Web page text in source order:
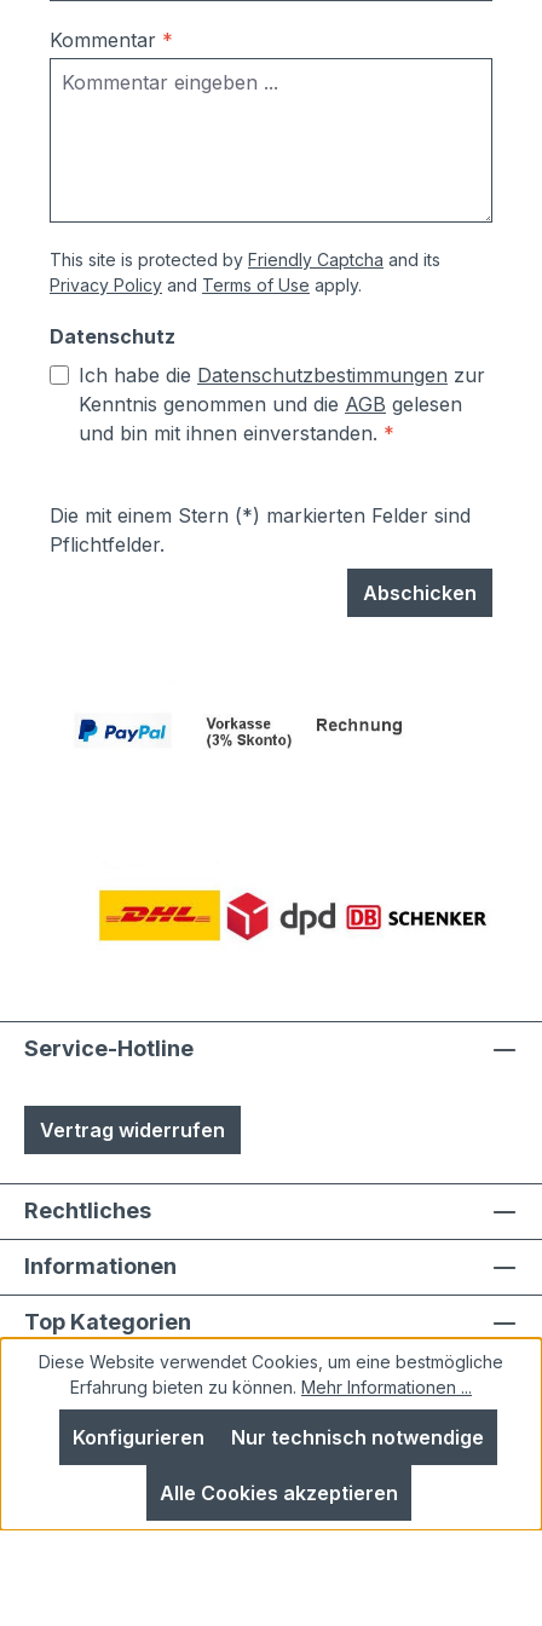
Sprechanlagen mitbestellen: hier klicken.
Kommentar *
This site is protected by Friendly Captcha and its
Privacy Policy and Terms of Use apply.
Datenschutz
Ich habe die Datenschutzbestimmungen zur
Kenntnis genommen und die AGB gelesen
und bin mit ihnen einverstanden. *
Die mit einem Stern (*) markierten Felder sind
Pflichtfelder.
Abschicken
Service-Hotline
Vertrag widerrufen
Rechtliches
Informationen
Top Kategorien
Alle Preise inkl. gesetzl. Mehrwertsteuer zzgl.
Versandkostenund ggf. Nachnahmegebühren, wenn
nicht anders angegeben.
Diese Website verwendet Cookies, um eine bestmögliche
Erfahrung bieten zu können. Mehr Informationen ...
Nur technisch notwendige
Konfigurieren
Alle Cookies akzeptieren